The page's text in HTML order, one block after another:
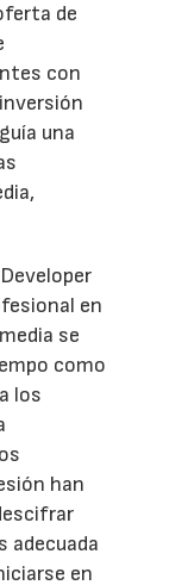
de
con
una
en
se
como
los
han
adecuada
en